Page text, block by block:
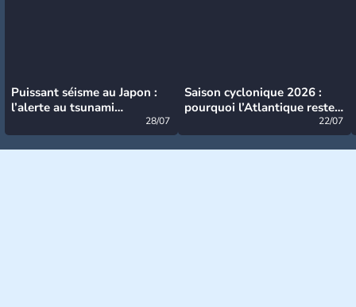
Puissant séisme au Japon :
l’alerte au tsunami
28/07
Saison cyclonique 2026 :
pourquoi l’Atlantique reste
22/07